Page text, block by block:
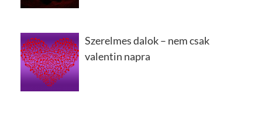
Szerelmes dalok – nem csak
valentin napra